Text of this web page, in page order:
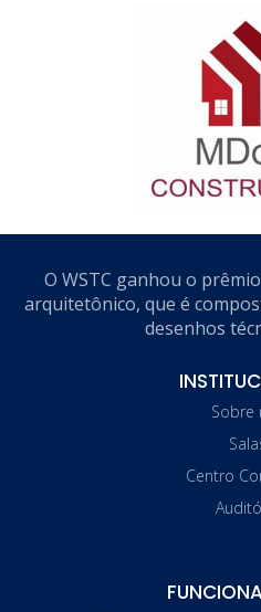
O WSTC ganhou o
arquitetônico, que é
desenhos
Sobre
Centro